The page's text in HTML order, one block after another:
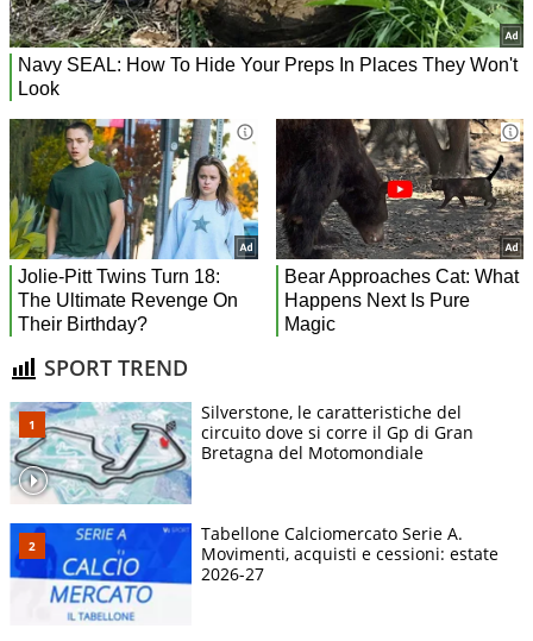
SPORT TREND
Silverstone, le caratteristiche del
circuito dove si corre il Gp di Gran
Bretagna del Motomondiale
Tabellone Calciomercato Serie A.
Movimenti, acquisti e cessioni: estate
2026-27